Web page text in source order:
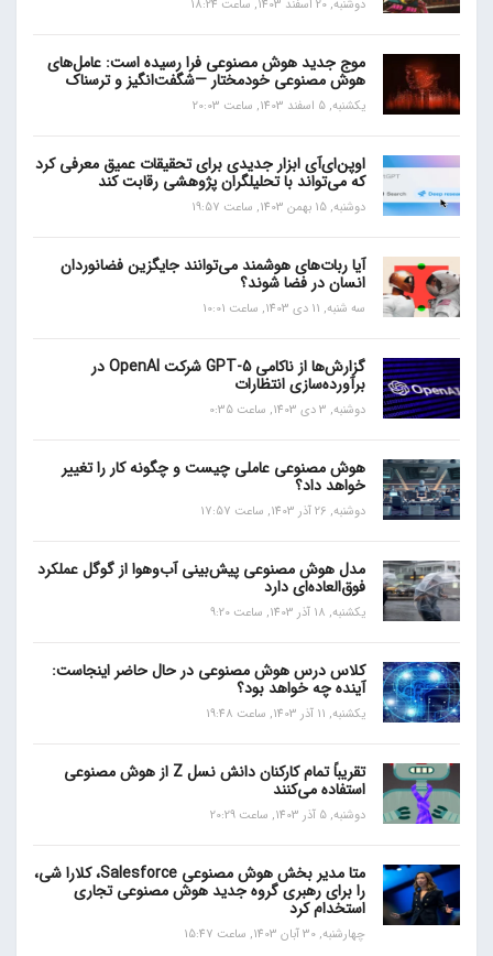
دوشنبه, 20 اسفند 1403, ساعت 18:24
موج جدید هوش مصنوعی فرا رسیده است: عامل‌های
هوش مصنوعی خودمختار —شگفت‌انگیز و ترسناک
یکشنبه, 5 اسفند 1403, ساعت 20:03
اوپن‌ای‌آی ابزار جدیدی برای تحقیقات عمیق معرفی کرد
که می‌تواند با تحلیلگران پژوهشی رقابت کند
دوشنبه, 15 بهمن 1403, ساعت 19:57
آیا ربات‌های هوشمند می‌توانند جایگزین فضانوردان
انسان در فضا شوند؟
سه شنبه, 11 دی 1403, ساعت 10:01
گزارش‌ها از ناکامی GPT-5 شرکت OpenAI در
برآورده‌سازی انتظارات
دوشنبه, 3 دی 1403, ساعت 0:35
هوش مصنوعی عاملی چیست و چگونه کار را تغییر
خواهد داد؟
دوشنبه, 26 آذر 1403, ساعت 17:57
مدل هوش مصنوعی پیش‌بینی آب‌و‌هوا از گوگل عملکرد
فوق‌العاده‌ای دارد
یکشنبه, 18 آذر 1403, ساعت 9:20
کلاس درس هوش مصنوعی در حال حاضر اینجاست:
آینده چه خواهد بود؟
یکشنبه, 11 آذر 1403, ساعت 19:48
تقریباً تمام کارکنان دانش نسل Z از هوش مصنوعی
استفاده می‌کنند
دوشنبه, 5 آذر 1403, ساعت 20:29
متا مدیر بخش هوش مصنوعی Salesforce، کلارا شی،
را برای رهبری گروه جدید هوش مصنوعی تجاری
استخدام کرد
چهارشنبه, 30 آبان 1403, ساعت 15:47